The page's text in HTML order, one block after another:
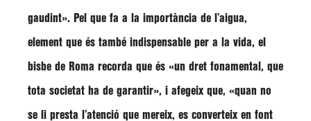
gaudint». Pel que fa a la importància de l’aigua,
element que és també indispensable per a la vida, el
bisbe de Roma recorda que és «un dret fonamental, que
tota societat ha de garantir», i afegeix que, «quan no
se li presta l’atenció que mereix, es converteix en font